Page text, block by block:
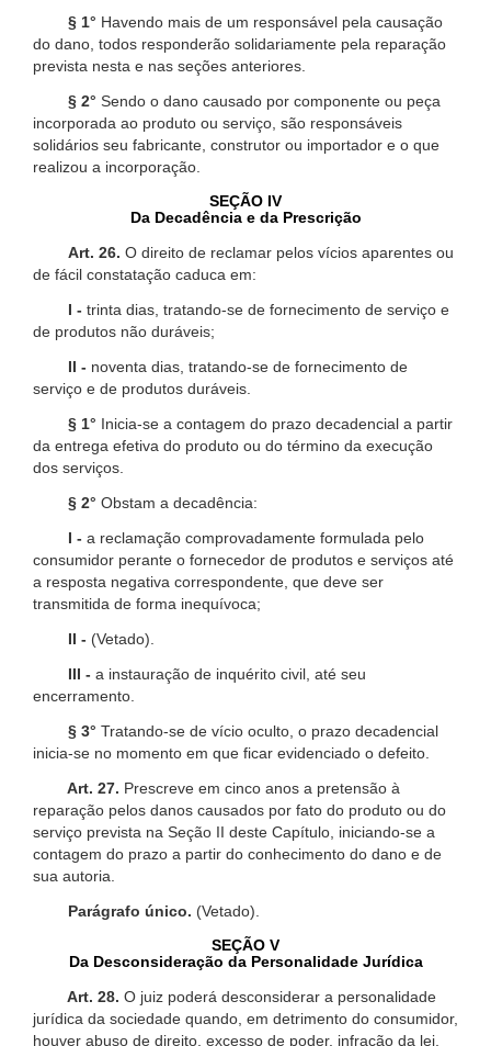
§ 1° Havendo mais de um responsável pela causação
do dano, todos responderão solidariamente pela reparação
prevista nesta e nas seções anteriores.
§ 2° Sendo o dano causado por componente ou peça
incorporada ao produto ou serviço, são responsáveis
solidários seu fabricante, construtor ou importador e o que
realizou a incorporação.
SEÇÃO IV
Da Decadência e da Prescrição
Art. 26. O direito de reclamar pelos vícios aparentes ou
de fácil constatação caduca em:
I - trinta dias, tratando-se de fornecimento de serviço e
de produtos não duráveis;
II - noventa dias, tratando-se de fornecimento de
serviço e de produtos duráveis.
§ 1° Inicia-se a contagem do prazo decadencial a partir
da entrega efetiva do produto ou do término da execução
dos serviços.
§ 2° Obstam a decadência:
I - a reclamação comprovadamente formulada pelo
consumidor perante o fornecedor de produtos e serviços até
a resposta negativa correspondente, que deve ser
transmitida de forma inequívoca;
II - (Vetado).
III - a instauração de inquérito civil, até seu
encerramento.
§ 3° Tratando-se de vício oculto, o prazo decadencial
inicia-se no momento em que ficar evidenciado o defeito.
Art. 27. Prescreve em cinco anos a pretensão à
reparação pelos danos causados por fato do produto ou do
serviço prevista na Seção II deste Capítulo, iniciando-se a
contagem do prazo a partir do conhecimento do dano e de
sua autoria.
Parágrafo único. (Vetado).
SEÇÃO V
Da Desconsideração da Personalidade Jurídica
Art. 28. O juiz poderá desconsiderar a personalidade
jurídica da sociedade quando, em detrimento do consumidor,
houver abuso de direito, excesso de poder, infração da lei,